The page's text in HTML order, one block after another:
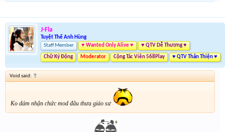
J-Fla
Tuyệt Thế Anh Hùng
Staff Member
♥ Wanted Only Alive ♥ ♥ QTV Dễ Thương ♥
Chữ Ký Động Moderator Cộng Tác Viên 568Play ♥ QTV Thân Thiện ♥
Void said: ↑
Ko dám nhận chức mod đâu thưa giáo sư